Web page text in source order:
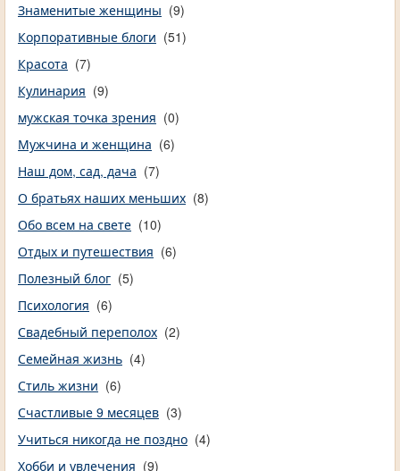
Знаменитые женщины (9)
Корпоративные блоги (51)
Красота (7)
Кулинария (9)
мужская точка зрения (0)
Мужчина и женщина (6)
Наш дом, сад, дача (7)
О братьях наших меньших (8)
Обо всем на свете (10)
Отдых и путешествия (6)
Полезный блог (5)
Психология (6)
Свадебный переполох (2)
Семейная жизнь (4)
Стиль жизни (6)
Счастливые 9 месяцев (3)
Учиться никогда не поздно (4)
Хобби и увлечения (9)